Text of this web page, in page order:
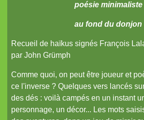
poésie minimaliste
au fond du donjon
Recueil de haïkus signés François
par John Grümph
Comme quoi, on peut être joueur et
ce l'inverse ? Quelques vers lancés
des dés : voilà campés en un instant
personnage, un décor... Les mots